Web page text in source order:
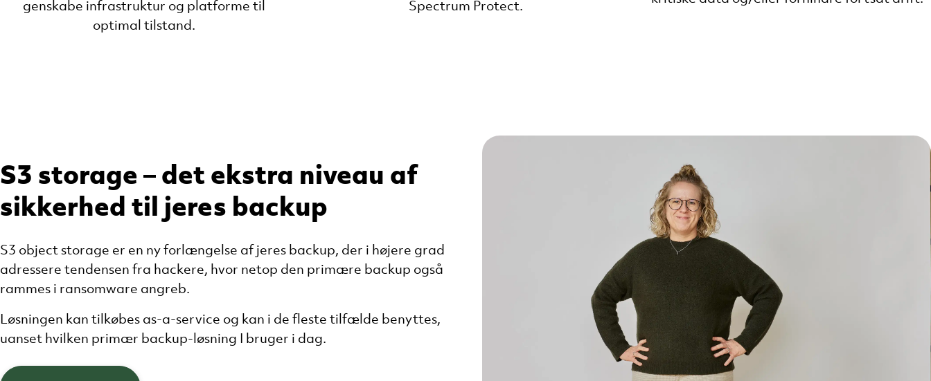
genskabe infrastruktur og platforme til
optimal tilstand.
Spectrum Protect.
S3 storage – det ekstra niveau af
sikkerhed til jeres backup
S3 object storage er en ny forlængelse af jeres backup, der i højere grad
adressere tendensen fra hackere, hvor netop den primære backup også
rammes i ransomware angreb.​
Løsningen kan tilkøbes as-a-service og kan i de fleste tilfælde benyttes,
uanset hvilken primær backup-løsning I bruger i dag. ​